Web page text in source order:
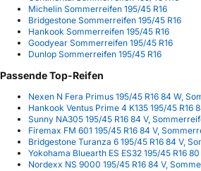
Michelin Sommerreifen 195/45 R16
Bridgestone Sommerreifen 195/45 R16
Hankook Sommerreifen 195/45 R16
Goodyear Sommerreifen 195/45 R16
Dunlop Sommerreifen 195/45 R16
Passende Top-Reifen
Nexen N Fera Primus 195/45 R16 84 W,
Hankook Ventus Prime 4 K135 195/45 R16
Sunny NA305 195/45 R16 84 V,
Firemax FM 601 195/45 R16 84 V,
Bridgestone Turanza 6 195/45 R16 84 V,
Yokohama Bluearth ES ES32 195/45 R16
Nordexx NS 9000 195/45 R16 84 V,